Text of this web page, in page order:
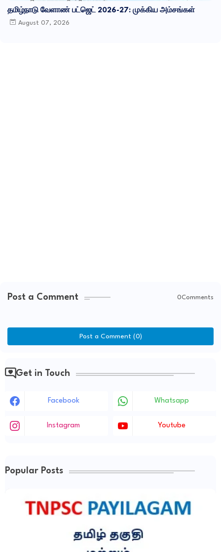
தமிழ்நாடு வேளாண் பட்ஜெட் 2026-27: முக்கிய அம்சங்கள்
August 07, 2026
Post a Comment 0Comments
Post a Comment (0)
Get in Touch
Facebook Whatsapp
Instagram Youtube
Popular Posts